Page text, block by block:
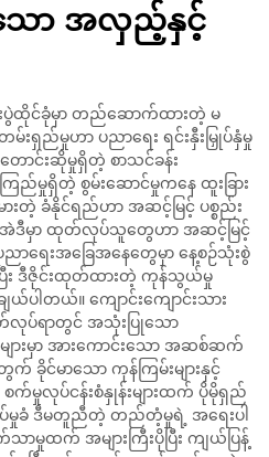
ော အလှည့်နှင့်
ားပွဲထိုင်ခုံမှာ တည်ဆောက်ထားတဲ့ မ
ရှည်မှုဟာ ပညာရေး ရင်းနှီးမြှုပ်နှံမှု
ောင်းဆိုမှုရှိတဲ့ စာသင်ခန်း
ြည်မှုရှိတဲ့ စွမ်းဆောင်မှုကနေ ထူးခြား
းတဲ့ ခံနိုင်ရည်ဟာ အဆင့်မြင့် ပစ္စည်း
အဲဒီမှာ ထုတ်လုပ်သူတွေဟာ အဆင့်မြင့်
ရေးအခြေအနေတွေမှာ နေ့စဉ်သုံးစွဲ
ြီး ဒီဇိုင်းထုတ်ထားတဲ့ ကုန်သွယ်မှု
တယ်။ ကျောင်းကျောင်းသား
တ်လုပ်ရာတွင် အသုံးပြုသော
ားမှာ အားကောင်းသော အဆစ်ဆက်
ခိုင်မာသော ကုန်ကြမ်းများနှင့်
က်မှုလုပ်ငန်းစံနှုန်းများထက် ပိုမိုရှည်
ပ်မှုခံ ဒီမတူညီတဲ့ တည်တံ့မှုရဲ့ အရေးပါ
မှုထက် အများကြီးပိုပြီး ကျယ်ပြန့်